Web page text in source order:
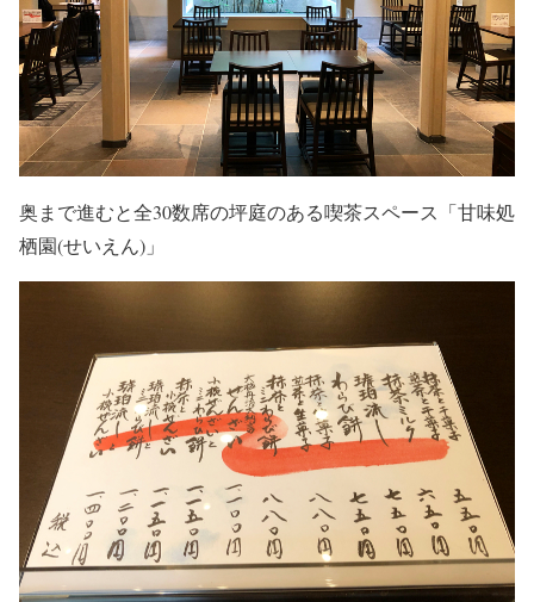
奥まで進むと全30数席の坪庭のある喫茶スペース「甘味処
栖園(せいえん)」